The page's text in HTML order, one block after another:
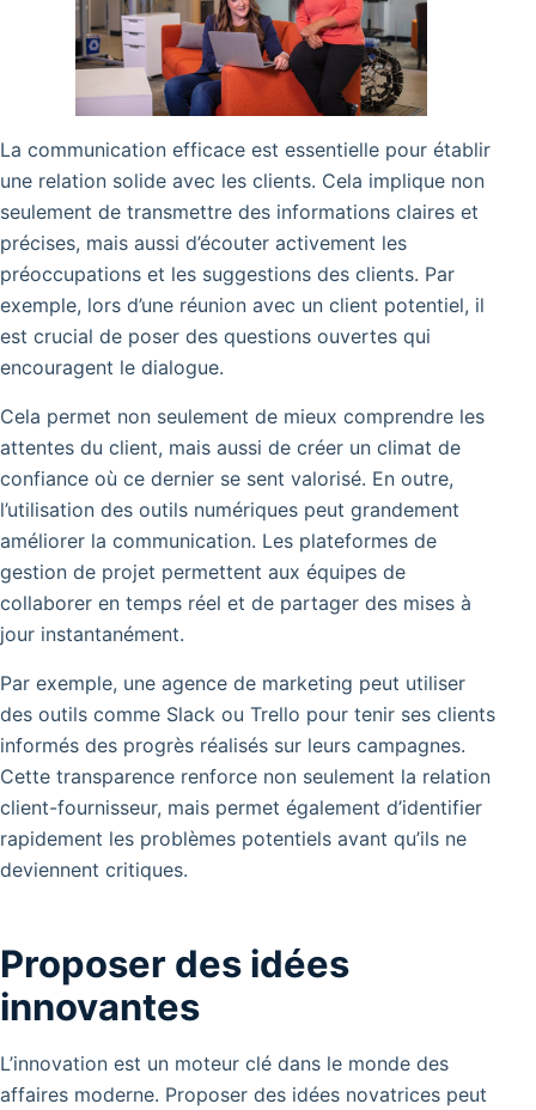
La communication efficace est essentielle pour établir
une relation solide avec les clients. Cela implique non
seulement de transmettre des informations claires et
précises, mais aussi d’écouter activement les
préoccupations et les suggestions des clients. Par
exemple, lors d’une réunion avec un client potentiel, il
est crucial de poser des questions ouvertes qui
encouragent le dialogue.
Cela permet non seulement de mieux comprendre les
attentes du client, mais aussi de créer un climat de
confiance où ce dernier se sent valorisé. En outre,
l’utilisation des outils numériques peut grandement
améliorer la communication. Les plateformes de
gestion de projet permettent aux équipes de
collaborer en temps réel et de partager des mises à
jour instantanément.
Par exemple, une agence de marketing peut utiliser
des outils comme Slack ou Trello pour tenir ses clients
informés des progrès réalisés sur leurs campagnes.
Cette transparence renforce non seulement la relation
client-fournisseur, mais permet également d’identifier
rapidement les problèmes potentiels avant qu’ils ne
deviennent critiques.
Proposer des idées
innovantes
L’innovation est un moteur clé dans le monde des
affaires moderne. Proposer des idées novatrices peut